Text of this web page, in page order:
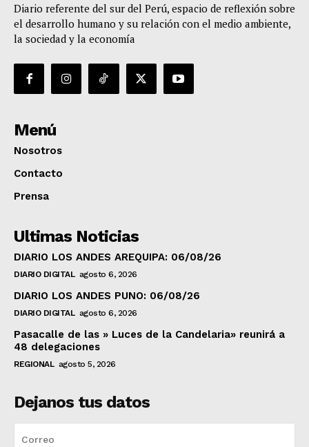
Diario referente del sur del Perú, espacio de reflexión sobre
el desarrollo humano y su relación con el medio ambiente,
la sociedad y la economía
Menú
Nosotros
Contacto
Prensa
Ultimas Noticias
DIARIO LOS ANDES AREQUIPA: 06/08/26
DIARIO DIGITAL agosto 6, 2026
DIARIO LOS ANDES PUNO: 06/08/26
DIARIO DIGITAL agosto 6, 2026
Pasacalle de las » Luces de la Candelaria» reunirá a
48 delegaciones
REGIONAL agosto 5, 2026
Dejanos tus datos